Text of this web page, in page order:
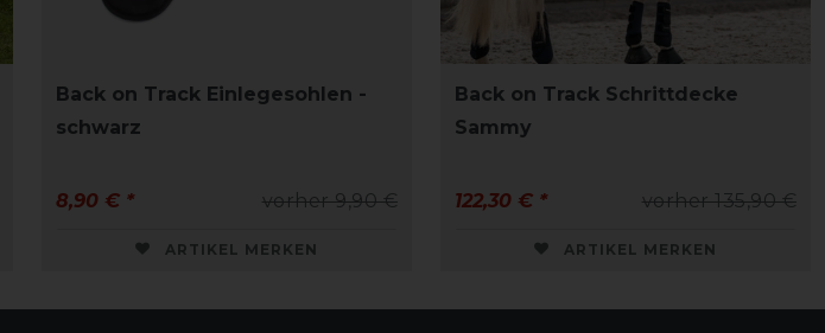
Back on Track Einlegesohlen -
schwarz
vorher 9,90 €
8,90 € *
ARTIKEL MERKEN
Back on Track Schrittdecke
Sammy
vorher 135,90 €
122,30 € *
ARTIKEL MERKEN